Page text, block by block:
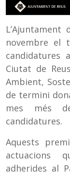
novembre el
candidatures
Ciutat de
Ambient,
de termini
mes més
candidatures.
Aquests
actuacions
adherides al